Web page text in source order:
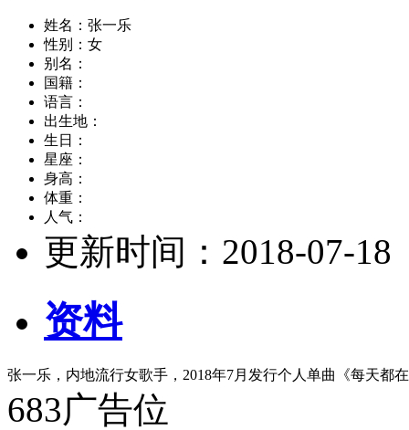
姓名： 张一乐
性别： 女
别名：
国籍：
语言：
出生地：
生日：
星座：
身高：
体重：
人气：
更新时间： 2018-07-18
资料
张一乐，内地流行女歌手，2018年7月发行个人单曲《每天都
683广告位